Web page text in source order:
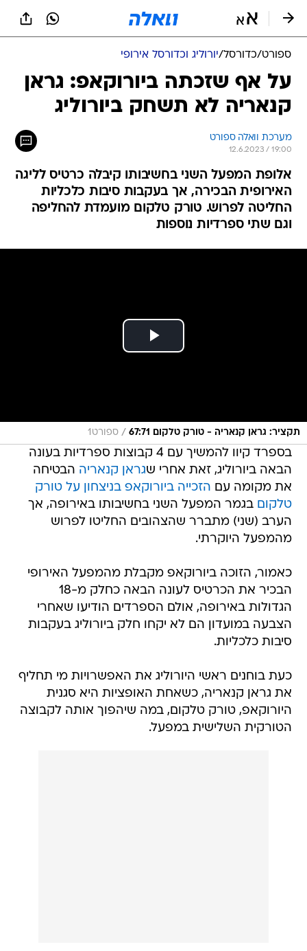
ספורט/כדורסל/יורוליג וכדורסל אירופי
על אף שזכתה ביורוקאפ: גראן
קנאריה לא תשחק ביורוליג
מערכת וואלה ספורט
12.6.2023 / 19:00
אלופת המפעל השני בחשיבותו קיבלה כרטיס לליגה
האירופית הבכירה, אך בעקבות סיבות כלכליות
החליטה לפרוש. טורק טלקום מועמדת להחליפה
וגם שתי ספרדיות נוספות
תקציר: גראן קנאריה - טורק טלקום 67:71 / ספורט1
בספרד קיוו להמשיך עם 4 קבוצות ספרדיות בעונה
הבאה ביורוליג, זאת אחרי שגראן קנאריה הבטיחה
את מקומה עם הזכייה ביורוקאפ בניצחון על טורק
טלקום בגמר המפעל השני בחשיבותו באירופה, אך
הערב (שני) מתברר שהצהובים החליטו לפרוש
מהמפעל היוקרתי.
כאמור, הזוכה ביורוקאפ מקבלת מהמפעל האירופי
הבכיר את הכרטיס לעונה הבאה כחלק מ-18
הגדולות באירופה, אולם הספרדים הודיעו שאחרי
הצבעה במועדון הם לא יקחו חלק ביורוליג בעקבות
סיבות כלכליות.
כעת בוחנים ראשי היורוליג את האפשרויות מי תחליף
את גראן קנאריה, כשאחת האופציות היא סגנית
היורוקאפ, טורק טלקום, במה שיהפוך אותה לקבוצה
הטורקית השלישית במפעל.